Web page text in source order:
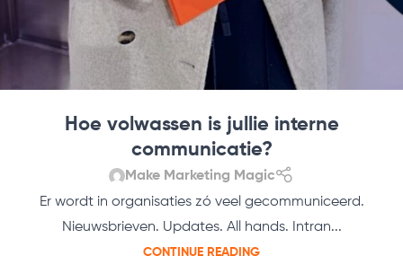
Hoe volwassen is jullie interne
communicatie?
Make Marketing Magic
Er wordt in organisaties zó veel gecommuniceerd.
Nieuwsbrieven. Updates. All hands. Intran...
CONTINUE READING